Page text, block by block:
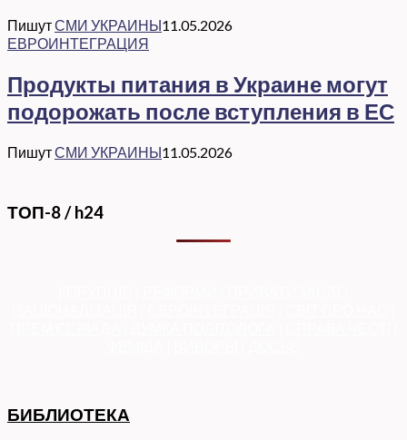
ПишутСМИ УКРАИНЫ11.05.2026
ЕВРОИНТЕГРАЦИЯ
Продукты питания в Украине могут
подорожать после вступления в ЕС
ПишутСМИ УКРАИНЫ11.05.2026
ТОП-8 / h24
БИБЛИОТЕКА